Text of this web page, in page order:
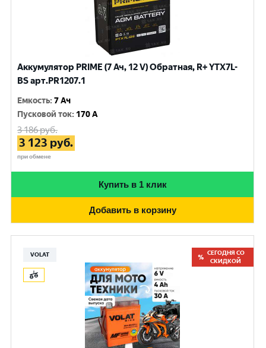
Аккумулятор PRIME (7 Ач, 12 V) Обратная, R+ YTX7L-
BS арт.PR1207.1
Емкость:7 Ач
Пусковой ток: 170 A
3 186руб.
3 123 руб.
при обмене
Купить в 1 клик
Добавить в корзину
VOLAT
СЕГОДНЯ СО
СКИДКОЙ